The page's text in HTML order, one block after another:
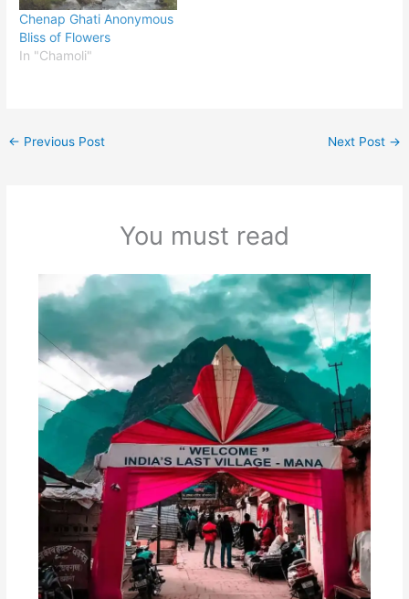
Chenap Ghati Anonymous
Bliss of Flowers
In "Chamoli"
← Previous Post Next Post →
You must read